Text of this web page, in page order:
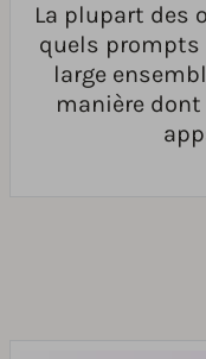
La plupart des
quels prompts
large
manière